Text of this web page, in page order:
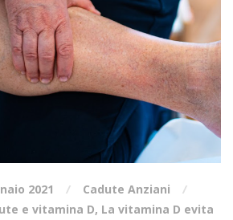
2021
Cadute Anziani
e vitamina D, La vitamina D evita